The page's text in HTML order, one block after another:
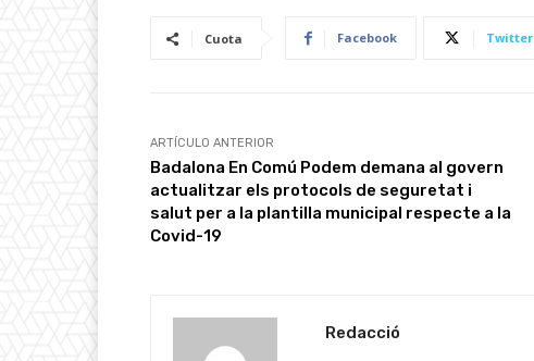
Cuota Facebook Twitter
ARTÍCULO ANTERIOR
Badalona En Comú Podem demana al govern
actualitzar els protocols de seguretat i
salut per a la plantilla municipal respecte a la
Covid-19
Redacció